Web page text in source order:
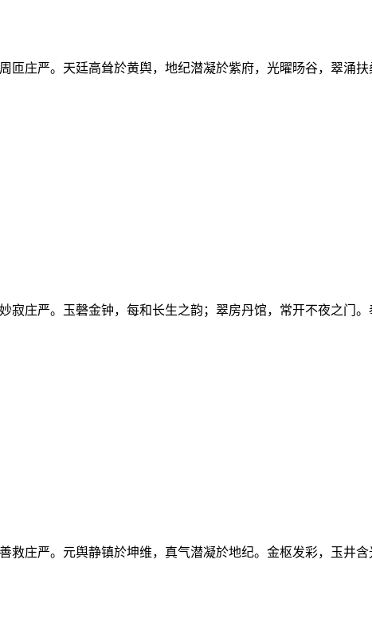
匝庄严。天廷高耸於黄舆，地纪潜凝於紫府，光曜旸谷，翠涌
寂庄严。玉磬金钟，每和长生之韵；翠房丹馆，常开不夜之门
救庄严。元舆静镇於坤维，真气潜凝於地纪。金枢发彩，玉井